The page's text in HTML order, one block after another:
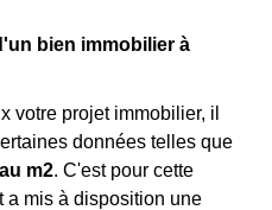
bien immobilier à
votre projet immobilier, il
données telles que
m2. C'est pour cette
a mis à disposition une